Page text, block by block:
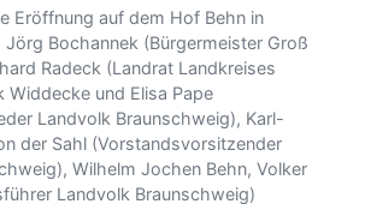
Landvolk Braunschweig)
Besucherinnen und Besuchern hat
offenen Hofes 2026 im
des Landvolks Braunschweiger
positive Resonanz
Betriebe in den
Salzgitter, Peine und